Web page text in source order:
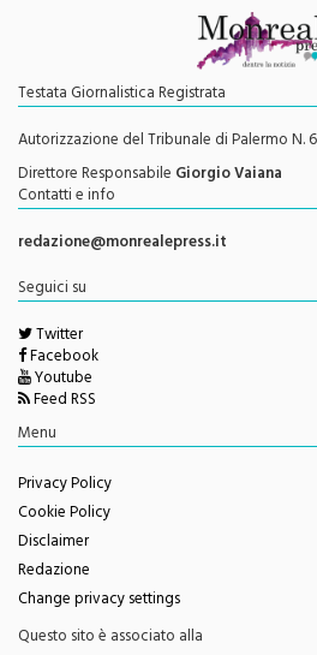
Testata Giornalistica Registrata
Autorizzazione del Tribunale di Palermo N.
Direttore ResponsabileGiorgio Vaiana
Contatti e info
redazione@monrealepress.it
Seguici su
Twitter
Facebook
Youtube
Feed RSS
Privacy Policy
Cookie Policy
Disclaimer
Redazione
Change privacy settings